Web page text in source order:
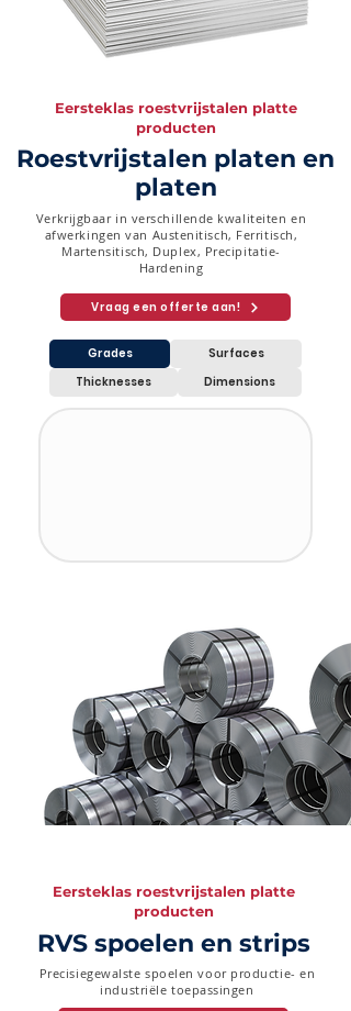
Eersteklas roestvrijstalen platte
producten
Roestvrijstalen platen en
platen
Verkrijgbaar in verschillende kwaliteiten en
afwerkingen van Austenitisch, Ferritisch,
Martensitisch, Duplex, Precipitatie-
Hardening
Vraag een offerte aan!
Grades
Surfaces
Thicknesses
Dimensions
Eersteklas roestvrijstalen platte
producten
RVS spoelen en strips
Precisiegewalste spoelen voor productie- en
industriële toepassingen